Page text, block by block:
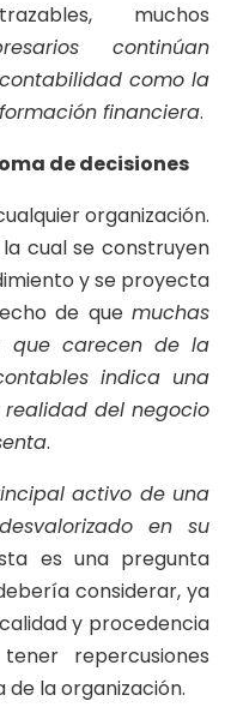
muchos
continúan
como la
financiera.
de decisiones
organización.
cual se construyen
y se proyecta
de que muchas
que carecen de la
indica una
del negocio
.
activo de una
en su
es una pregunta
considerar, ya
y procedencia
repercusiones
de la organización.